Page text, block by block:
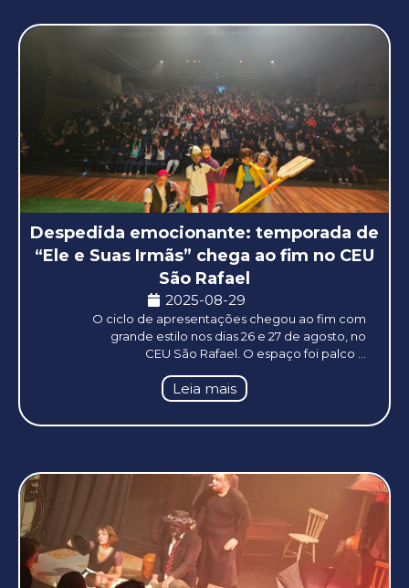
Despedida emocionante: temporada de
“Ele e Suas Irmãs” chega ao fim no CEU
São Rafael
2025-08-29
O ciclo de apresentações chegou ao fim com
grande estilo nos dias 26 e 27 de agosto, no
CEU São Rafael. O espaço foi palco ...
Leia mais